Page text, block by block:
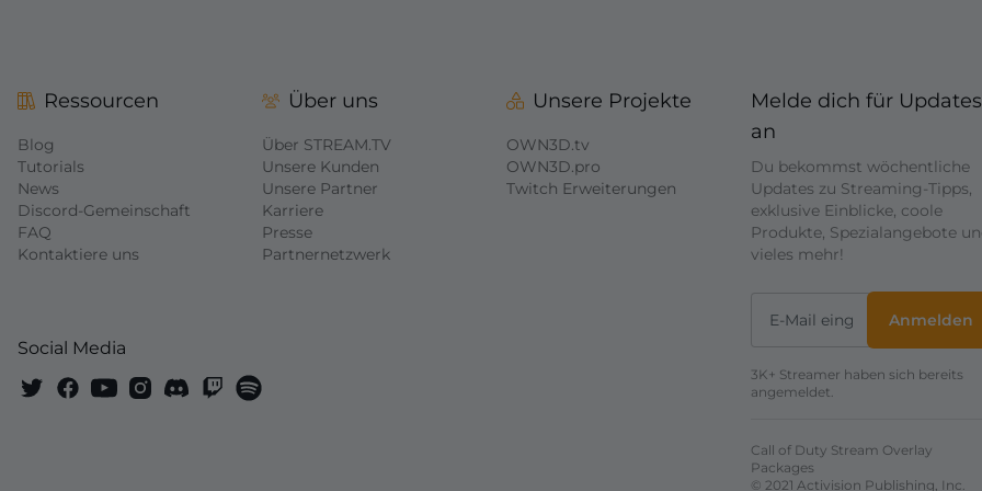
Ressourcen
Blog
Tutorials
News
Discord-Gemeinschaft
FAQ
Kontaktiere uns
Social Media
Über uns
Über STREAM.TV
Unsere Kunden
Unsere Partner
Karriere
Presse
Partnernetzwerk
Unsere Projekte
OWN3D.tv
OWN3D.pro
Twitch Erweiterungen
Melde dich für Updates
an
Du bekommst wöchentliche
Updates zu Streaming-Tipps,
exklusive Einblicke, coole
Produkte, Spezialangebote
vieles mehr!
Anmelden
3K+ Streamer haben sich bereits
angemeldet.
Call of Duty Stream Overlay
Packages
© 2021 Activision Publishing, Inc.